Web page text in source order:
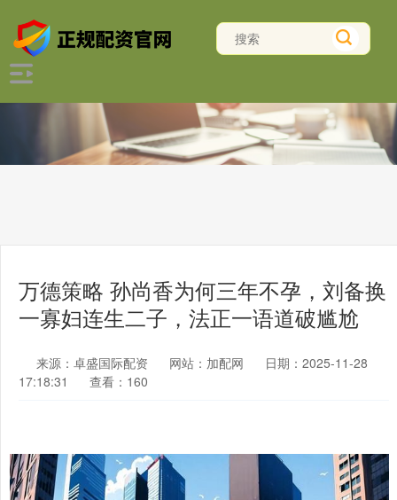
万德策略 孙尚香为何三年不孕，刘备换
一寡妇连生二子，法正一语道破尴尬
来源：卓盛国际配资 网站：加配网
日期：2025-11-28
17:18:31
查看：160